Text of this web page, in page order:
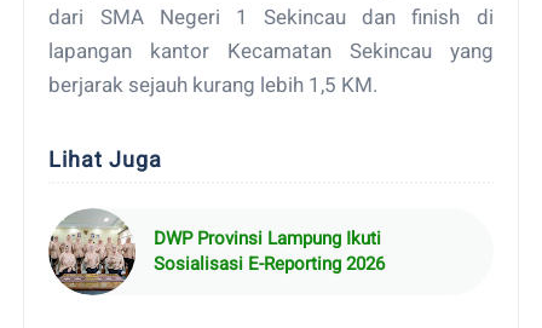
dari SMA Negeri 1 Sekincau dan finish di
lapangan kantor Kecamatan Sekincau yang
berjarak sejauh kurang lebih 1,5 KM.
Lihat Juga
DWP Provinsi Lampung Ikuti
Sosialisasi E-Reporting 2026